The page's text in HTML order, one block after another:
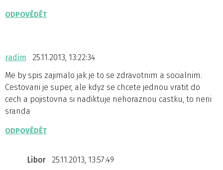
ODPOVĚDĚT
radim
25.11.2013, 13:22:34
Me by spis zajimalo jak je to se zdravotnim a socialnim.
Cestovani je super, ale kdyz se chcete jednou vratit do
cech a pojistovna si nadiktuje nehoraznou castku, to neni
sranda
ODPOVĚDĚT
Libor
25.11.2013, 13:57:49